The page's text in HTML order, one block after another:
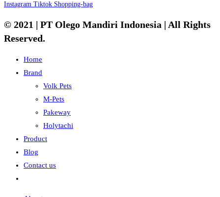
Instagram Tiktok Shopping-bag
© 2021 | PT Olego Mandiri Indonesia | All Rights
Reserved.
Home
Brand
Volk Pets
M-Pets
Pakeway
Holytachi
Product
Blog
Contact us